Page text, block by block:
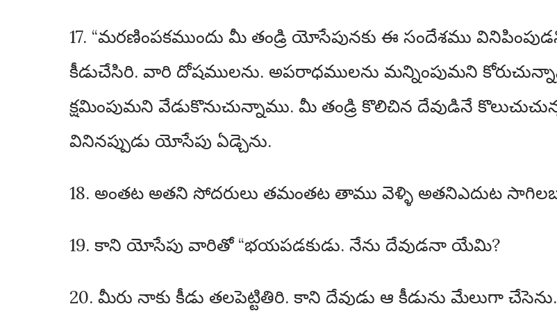
17. “మరణింపకముందు మీ తండ్రి యోసేపునకు ఈ సందేశము
కీడుచేసిరి. వారి దోషములను. అపరాధములను మన్నింపుమని
క్షమింపుమని వేడుకొనుచున్నాము. మీ తండ్రి కొలిచిన దేవుడినే
వినినప్పుడు యోసేపు ఏడ్చెను.
18. అంతట అతని సోదరులు తమంతట తాము వెళ్ళి అతనిఎదుట
19. కాని యోసేపు వారితో “భయపడకుడు. నేను దేవుడనా యేమి?
20. మీరు నాకు కీడు తలపెట్టితిరి. కాని దేవుడు ఆ కీడును మేలుగా